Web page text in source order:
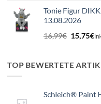
Tonie Figur
13.08.2026
16,99€
Preis
16,99€
15,75€
TOP BEWERTETE
Schleich® Paint